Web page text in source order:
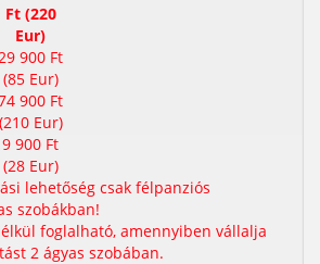
Ft (220
Eur)
900 Ft
(85 Eur)
900 Ft
(210 Eur)
9 900 Ft
(28 Eur)
lehetőség csak félpanziós
szobákban!
foglalható, amennyiben vállalja
2 ágyas szobában.